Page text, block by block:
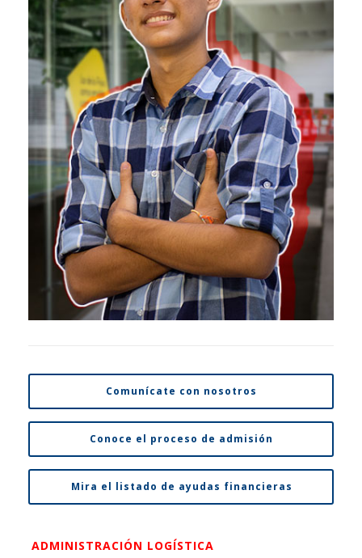
Comunícate con nosotros
Conoce el proceso de admisión
Mira el listado de ayudas financieras
ADMINISTRACIÓN LOGÍSTICA